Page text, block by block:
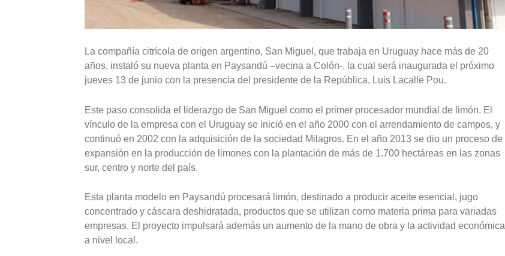
La compañía citrícola de origen argentino, San Miguel, que trabaja en Uruguay hace más de 20
años, instaló su nueva planta en Paysandú –vecina a Colón-, la cual será inaugurada el próximo
jueves 13 de junio con la presencia del presidente de la República, Luis Lacalle Pou.
Este paso consolida el liderazgo de San Miguel como el primer procesador mundial de limón. El
vínculo de la empresa con el Uruguay se inició en el año 2000 con el arrendamiento de campos, y
continuó en 2002 con la adquisición de la sociedad Milagros. En el año 2013 se dio un proceso de
expansión en la producción de limones con la plantación de más de 1.700 hectáreas en las zonas
sur, centro y norte del país.
Esta planta modelo en Paysandú procesará limón, destinado a producir aceite esencial, jugo
concentrado y cáscara deshidratada, productos que se utilizan como materia prima para variadas
empresas. El proyecto impulsará además un aumento de la mano de obra y la actividad económica
a nivel local.